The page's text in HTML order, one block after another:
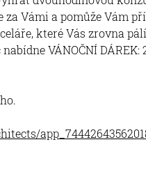
Vámi a pomůže Vám
které Vás zrovna
VÁNOČNÍ DÁREK: